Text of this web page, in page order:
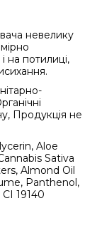
невелику
на потилиці,
Продукція не
Aloe
Sativa
Almond Oil
Panthenol,
19140